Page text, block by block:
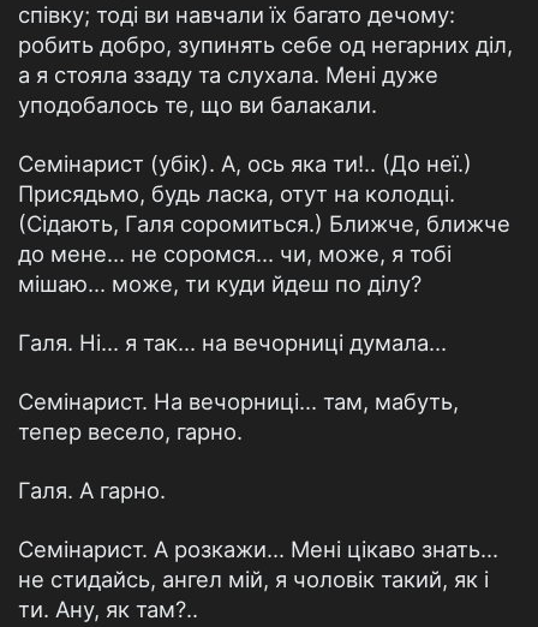
співку; тоді ви навчали їх багато дечому:
робить добро, зупинять себе од негарних діл,
а я стояла ззаду та слухала. Мені дуже
уподобалось те, що ви балакали.
Семінарист (убік). А, ось яка ти!.. (До неї.)
Присядьмо, будь ласка, отут на колодці.
(Сідають, Галя соромиться.) Ближче, ближче
до мене... не соромся... чи, може, я тобі
мішаю... може, ти куди йдеш по ділу?
Галя. Ні... я так... на вечорниці думала...
Семінарист. На вечорниці... там, мабуть,
тепер весело, гарно.
Галя. А гарно.
Семінарист. А розкажи... Мені цікаво знать...
не стидайсь, ангел мій, я чоловік такий, як і
ти. Ану, як там?..